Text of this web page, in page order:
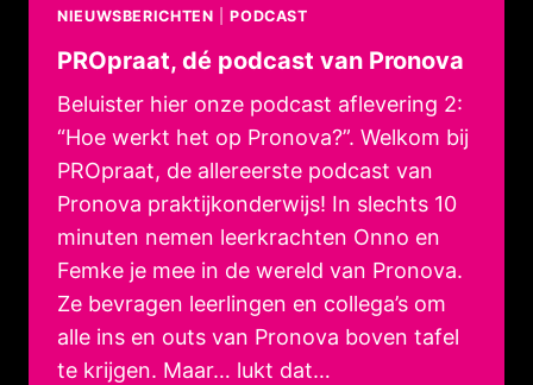
NIEUWSBERICHTEN |PODCAST
PROpraat, dé podcast van Pronova
Beluister hier onze podcast aflevering 2:
“Hoe werkt het op Pronova?”. Welkom bij
PROpraat, de allereerste podcast van
Pronova praktijkonderwijs! In slechts 10
minuten nemen leerkrachten Onno en
Femke je mee in de wereld van Pronova.
Ze bevragen leerlingen en collega’s om
alle ins en outs van Pronova boven tafel
te krijgen. Maar… lukt dat…